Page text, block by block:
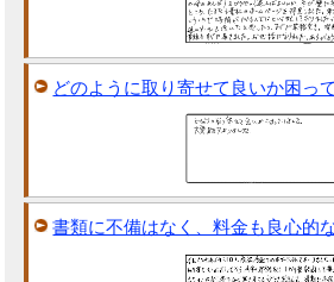
どのように取り寄せて良いか困っ
書類に不備はなく、料金も良心的